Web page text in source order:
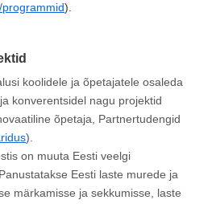
).
koolidele ja õpetajatele osaleda
konverentsidel nagu projektid
õpetaja, Partnertudengid
).
on muuta Eesti veelgi
Eesti laste murede ja
märkamisse ja sekkumisse, laste